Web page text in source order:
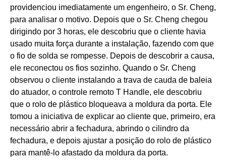
providenciou imediatamente um engenheiro, o Sr. Cheng,
para analisar o motivo. Depois que o Sr. Cheng chegou
dirigindo por 3 horas, ele descobriu que o cliente havia
usado muita força durante a instalação, fazendo com que
o fio de solda se rompesse. Depois de descobrir a causa,
ele reconectou os fios sozinho. Quando o Sr. Cheng
observou o cliente instalando a trava de cauda de baleia
do atuador, o controle remoto T Handle, ele descobriu
que o rolo de plástico bloqueava a moldura da porta. Ele
tomou a iniciativa de explicar ao cliente que, primeiro, era
necessário abrir a fechadura, abrindo o cilindro da
fechadura, e depois ajustar a posição do rolo de plástico
para mantê-lo afastado da moldura da porta.